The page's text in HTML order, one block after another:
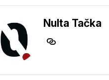
Nulta Tačka